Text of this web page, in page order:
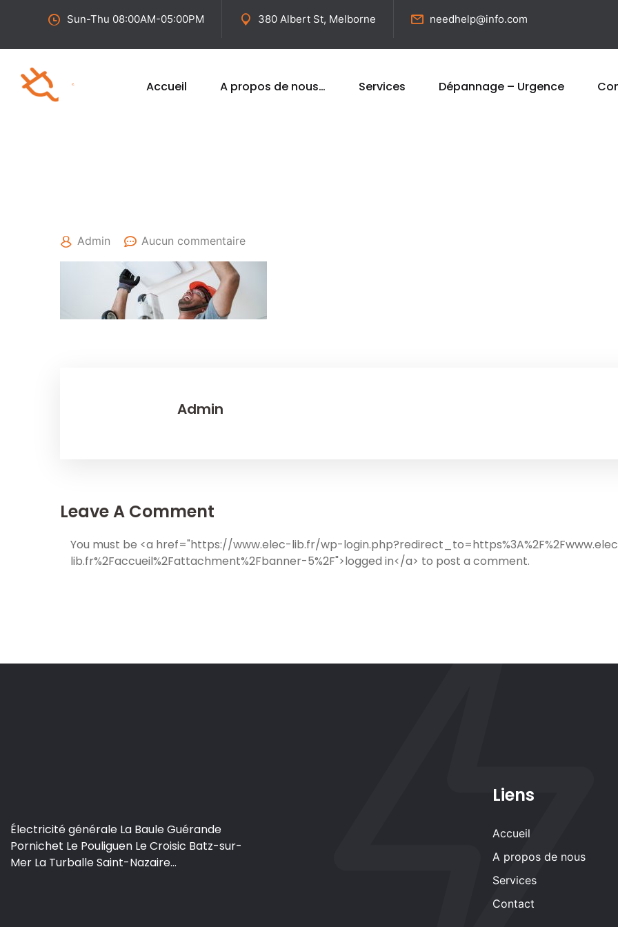
Sun-Thu 08:00AM-05:00PM 380 Albert St, Melborne needhelp@info.com
Accueil A propos de nous… Services Dépannage – Urgence
Admin Aucun commentaire
Admin
Leave A Comment
You must be <a href="https://www.elec-lib.fr/wp-
lib.fr%2Faccueil%2Fattachment%2Fbanner-5%2F">logged in</a> to post a comment.
Électricité générale La Baule Guérande
Pornichet Le Pouliguen Le Croisic Batz-sur-
Mer La Turballe Saint-Nazaire...
Liens
Accueil
A propos de nous
Services
Contact